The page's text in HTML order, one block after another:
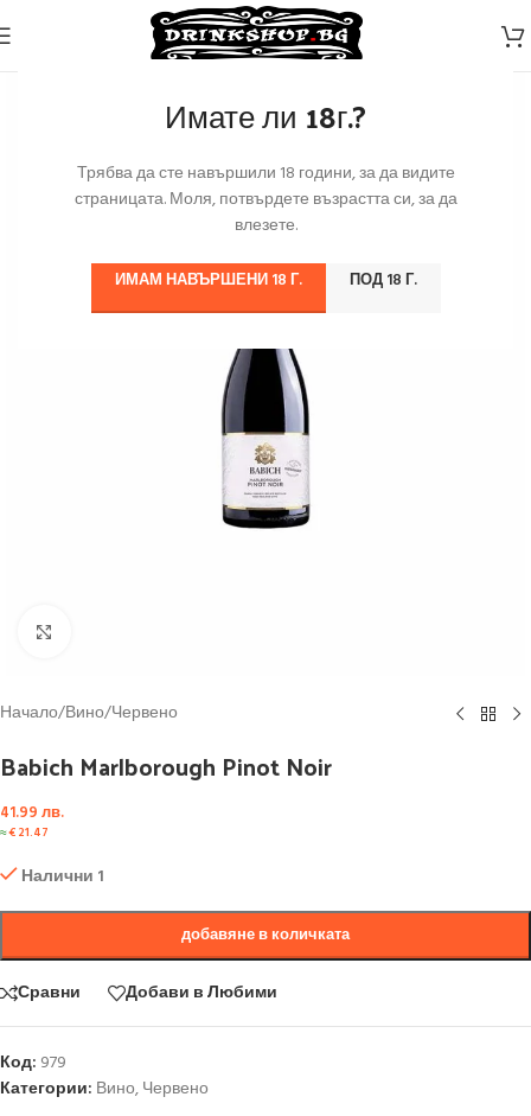
Имате ли 18г.?
Трябва да сте навършили 18 години, за да видите
страницата. Моля, потвърдете възрастта си, за да
влезете.
ИМАМ НАВЪРШЕНИ 18 Г. ПОД 18 Г.
Начало/Вино/Червено
Babich Marlborough Pinot Noir
41.99 лв.
≈€21.47
Налични 1
добавяне в количката
Сравни Добави в Любими
Код: 979
Категории: Вино,Червено